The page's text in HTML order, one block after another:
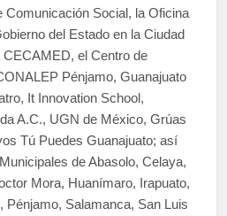
Comunicación Social, la Oficina
del Estado en la Ciudad
el Centro de
Pénjamo, Guanajuato
It Innovation School,
A.C., UGN de México, Grúas
Tú Puedes Guanajuato; así
de Abasolo, Celaya,
Mora, Huanímaro, Irapuato,
Pénjamo, Salamanca, San Luis